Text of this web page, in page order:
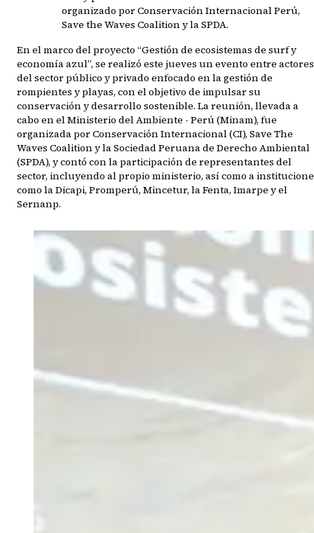
organizado por Conservación Internacional Perú,
Save the Waves Coalition y la SPDA.
En el marco del proyecto “Gestión de ecosistemas de surf y
economía azul”, se realizó este jueves un evento entre actores
del sector público y privado enfocado en la gestión de
rompientes y playas, con el objetivo de impulsar su
conservación y desarrollo sostenible. La reunión, llevada a
cabo en el Ministerio del Ambiente - Perú (Minam), fue
organizada por Conservación Internacional (CI), Save The
Waves Coalition y la Sociedad Peruana de Derecho Ambiental
(SPDA), y contó con la participación de representantes del
sector, incluyendo al propio ministerio, así como a
como la Dicapi, Promperú, Mincetur, la Fenta, Imarpe y el
Sernanp.